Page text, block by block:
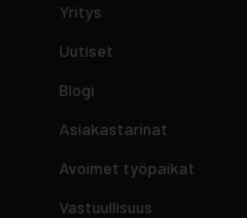
Yritys
Uutiset
Blogi
Asiakastarinat
Avoimet työpaikat
Vastuullisuus